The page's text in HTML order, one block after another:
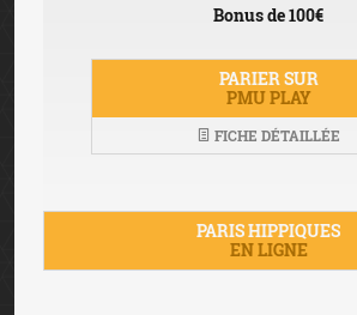
Bonus de 100€
PARIER SUR
PMU PLAY
FICHE DÉTAILLÉE
PARIS HIPPIQUES
EN LIGNE